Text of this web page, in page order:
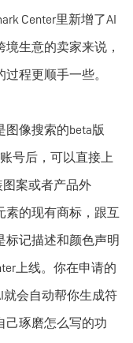
Center里新增了AI
生意的卖家来说，
程更顺手一些。
图像搜索的beta版
号后，可以直接上
案或者产品外
素的现有商标，跟互
标记描述和颜色声明
上线。你在申请的
就会自动帮你生成符
己琢磨怎么写的功